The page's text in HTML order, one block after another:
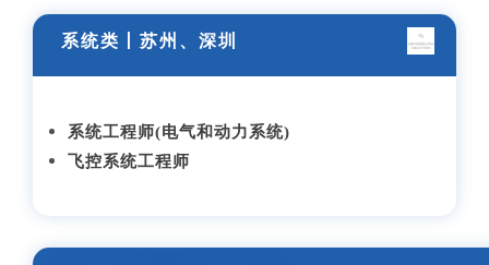
系统类丨苏州、深圳
系统工程师(电气和动力系统)
飞控系统工程师